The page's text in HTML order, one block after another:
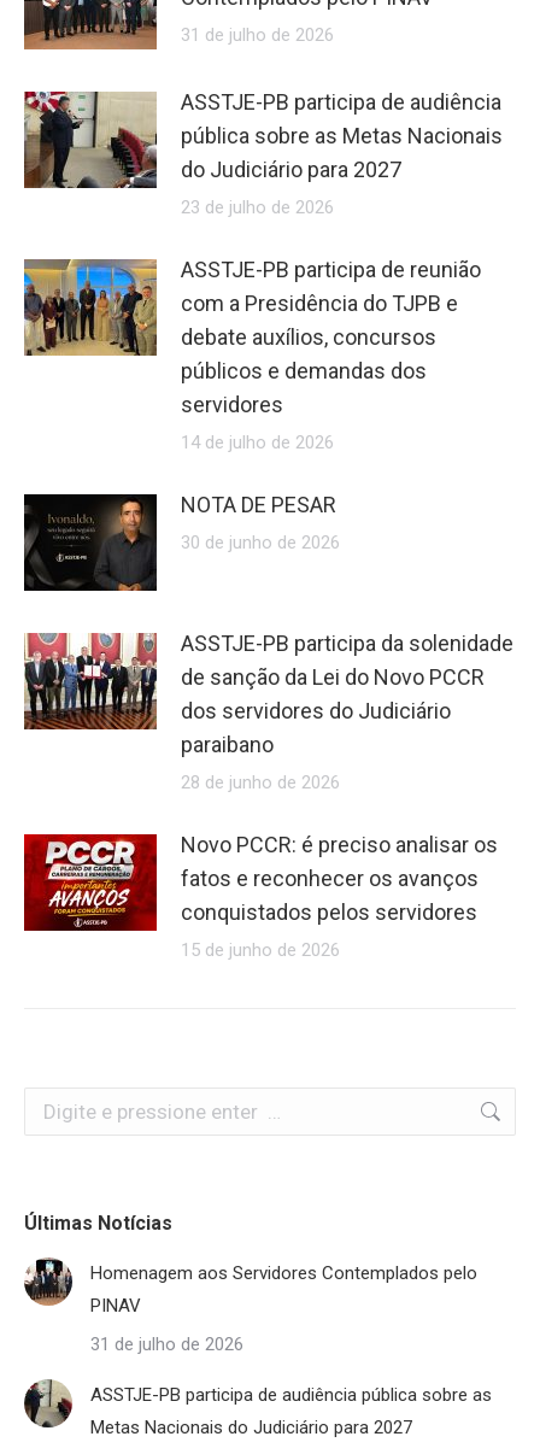
31 de julho de 2026
ASSTJE-PB participa de audiência
pública sobre as Metas Nacionais
do Judiciário para 2027
23 de julho de 2026
ASSTJE-PB participa de reunião
com a Presidência do TJPB e
debate auxílios, concursos
públicos e demandas dos
servidores
14 de julho de 2026
NOTA DE PESAR
30 de junho de 2026
ASSTJE-PB participa da solenidade
de sanção da Lei do Novo PCCR
dos servidores do Judiciário
paraibano
28 de junho de 2026
Novo PCCR: é preciso analisar os
fatos e reconhecer os avanços
conquistados pelos servidores
15 de junho de 2026
Search:
Últimas Notícias
Homenagem aos Servidores Contemplados pelo
PINAV
31 de julho de 2026
ASSTJE-PB participa de audiência pública sobre as
Metas Nacionais do Judiciário para 2027